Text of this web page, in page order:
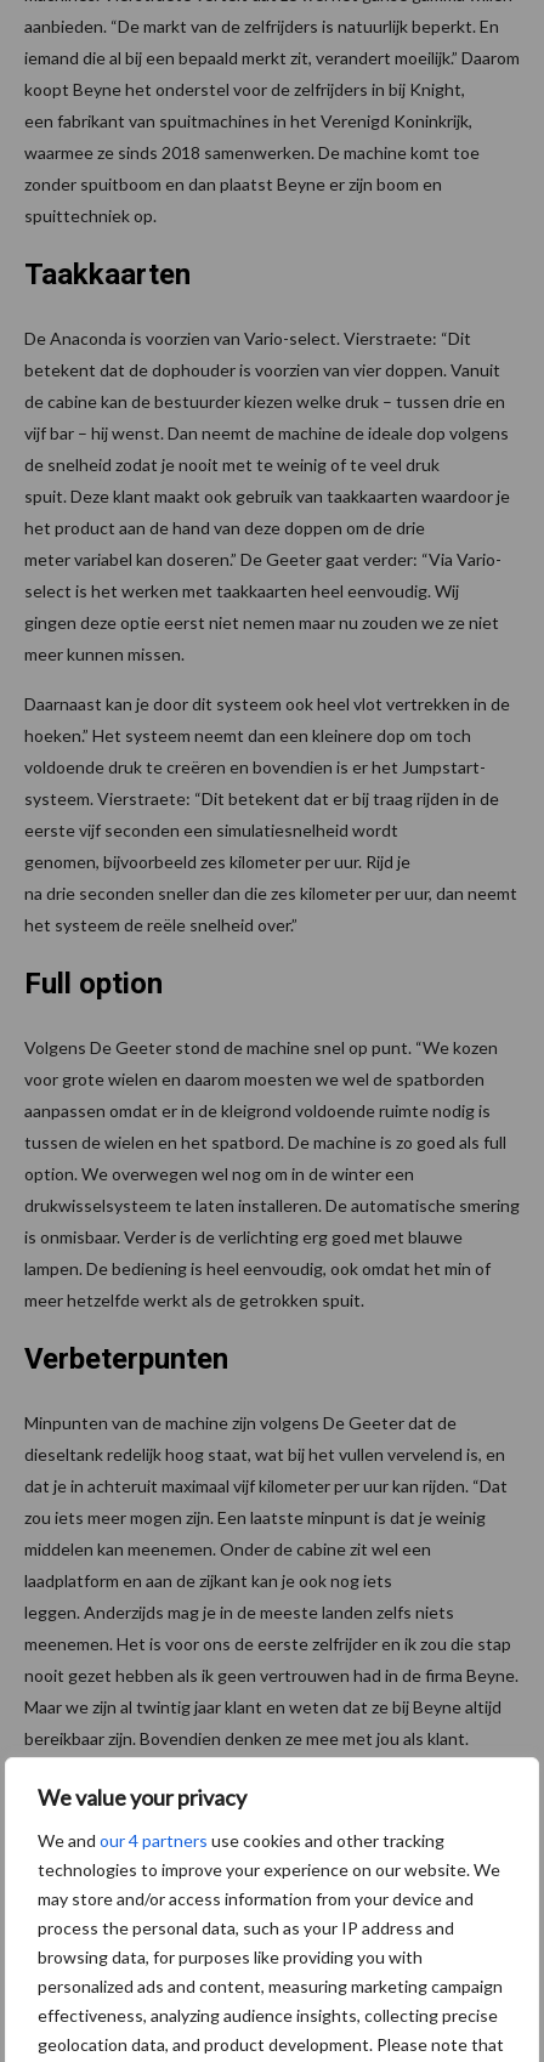
We value your privacy
We and our 4 partners use cookies and other tracking
technologies to improve your experience on our website. We
may store and/or access information from your device and
process the personal data, such as your IP address and
browsing data, for purposes like providing you with
personalized ads and content, measuring marketing campaign
effectiveness, analyzing audience insights, collecting precise
geolocation data, and product development. Please note that
aanbieden. “De markt van de zelfrijders is natuurlijk beperkt. En
iemand die al bij een bepaald merkt zit, verandert moeilijk.” Daarom
koopt Beyne het onderstel voor de zelfrijders in bij Knight,
een fabrikant van spuitmachines in het Verenigd Koninkrijk,
waarmee ze sinds 2018 samenwerken. De machine komt toe
zonder spuitboom en dan plaatst Beyne er zijn boom en
spuittechniek op.
Taakkaarten
De Anaconda is voorzien van Vario-select. Vierstraete: “Dit
betekent dat de dophouder is voorzien van vier doppen. Vanuit
de cabine kan de bestuurder kiezen welke druk – tussen drie en
vijf bar – hij wenst. Dan neemt de machine de ideale dop volgens
de snelheid zodat je nooit met te weinig of te veel druk
spuit. Deze klant maakt ook gebruik van taakkaarten waardoor je
het product aan de hand van deze doppen om de drie
meter variabel kan doseren.” De Geeter gaat verder: “Via Vario-
select is het werken met taakkaarten heel eenvoudig. Wij
gingen deze optie eerst niet nemen maar nu zouden we ze niet
meer kunnen missen.
Daarnaast kan je door dit systeem ook heel vlot vertrekken in de
hoeken.” Het systeem neemt dan een kleinere dop om toch
voldoende druk te creëren en bovendien is er het Jumpstart-
systeem. Vierstraete: “Dit betekent dat er bij traag rijden in de
eerste vijf seconden een simulatiesnelheid wordt
genomen, bijvoorbeeld zes kilometer per uur. Rijd je
na drie seconden sneller dan die zes kilometer per uur, dan neemt
het systeem de reële snelheid over.”
Full option
Volgens De Geeter stond de machine snel op punt. “We kozen
voor grote wielen en daarom moesten we wel de spatborden
aanpassen omdat er in de kleigrond voldoende ruimte nodig is
tussen de wielen en het spatbord. De machine is zo goed als full
option. We overwegen wel nog om in de winter een
drukwisselsysteem te laten installeren. De automatische smering
is onmisbaar. Verder is de verlichting erg goed met blauwe
lampen. De bediening is heel eenvoudig, ook omdat het min of
meer hetzelfde werkt als de getrokken spuit.
Verbeterpunten
Minpunten van de machine zijn volgens De Geeter dat de
dieseltank redelijk hoog staat, wat bij het vullen vervelend is, en
dat je in achteruit maximaal vijf kilometer per uur kan rijden. “Dat
zou iets meer mogen zijn. Een laatste minpunt is dat je weinig
middelen kan meenemen. Onder de cabine zit wel een
laadplatform en aan de zijkant kan je ook nog iets
leggen. Anderzijds mag je in de meeste landen zelfs niets
meenemen. Het is voor ons de eerste zelfrijder en ik zou die stap
nooit gezet hebben als ik geen vertrouwen had in de firma Beyne.
Maar we zijn al twintig jaar klant en weten dat ze bij Beyne altijd
bereikbaar zijn. Bovendien denken ze mee met jou als klant.
systeem te laten installeren.”
MagGrow
Tijdens ons bezoek zijn er ook twee ingenieurs van het Ierse
bedrijf MagGrow aanwezig. David Moore, medeoprichter van het
bedrijf, geeft meer toelichting bij hun systeem dat op de sproeier
geïnstalleerd is. “Uit de spuitdoppen komen kleine, grote en
middelmatige druppels. De kleinste hebben geen snelheid omdat